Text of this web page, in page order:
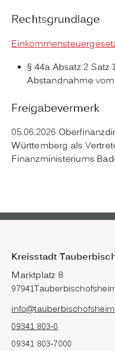
Rechtsgrundlage
§ 44a Absatz 2 Satz
Abstandnahme
Freigabevermerk
05.06.2026
Württemberg als
Finanzministeriums
Kreisstadt
Marktplatz 8
97941
09341 803-0
09341 803-7000